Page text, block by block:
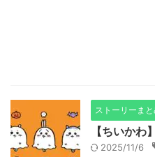
ストーリーまと
【ちいかわ
2025/11/6